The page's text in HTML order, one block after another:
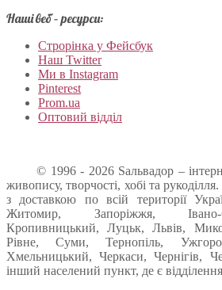
Наші веб – ресурси:
Строрінка у Фейсбук
Наш Twitter
Ми в Instagram
Pinterest
Prom.ua
Оптовий відділ
© 1996 - 2026 Sальвадор –
живопису, творчості, хобі та
з доставкою по всій території
Житомир, Запоріжжя, Івано-
Кропивницький, Луцьк, Львів,
Рівне, Суми, Тернопіль,
Хмельницький, Черкаси, Чернігів,
інший населений пункт, де є